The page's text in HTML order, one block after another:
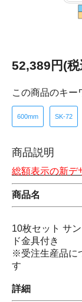
52,389円(税
この商品のキー
600mm SK-72
商品説明
総額表示の新デ
商品名
10枚セット サ
ド金具付き
※受注生産品に
す
詳細